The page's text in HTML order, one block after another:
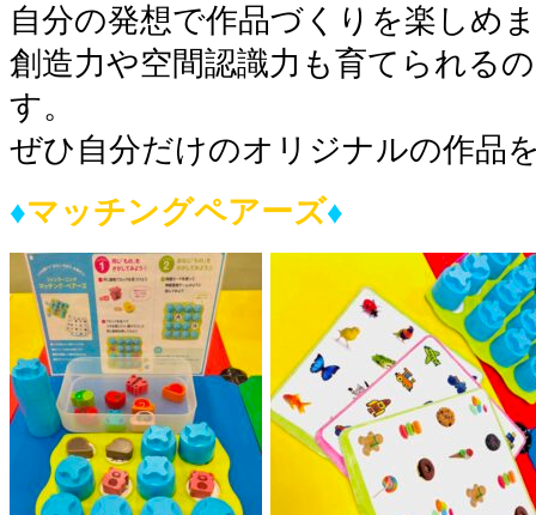
自分の発想で作品づくりを楽しめ
創造力や空間認識力も育てられる
す。
ぜひ自分だけのオリジナルの作品
♦︎マッチングペアーズ♦︎